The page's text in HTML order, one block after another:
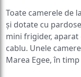
Toate camerele de
și dotate cu
mini frigider, aparat
cablu. Unele
Marea Egee, în